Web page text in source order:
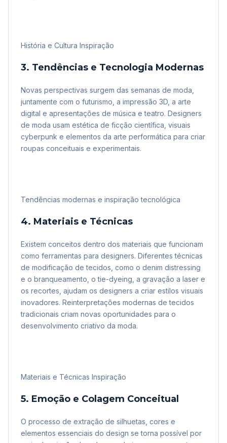
História e Cultura Inspiração
3. Tendências e Tecnologia Modernas
Novas perspectivas surgem das semanas de moda,
juntamente com o futurismo, a impressão 3D, a arte
digital e apresentações de música e teatro. Designers
de moda usam estética de ficção científica, visuais
cyberpunk e elementos da arte performática para criar
roupas conceituais e experimentais.
Tendências modernas e inspiração tecnológica
4. Materiais e Técnicas
Existem conceitos dentro dos materiais que funcionam
como ferramentas para designers. Diferentes técnicas
de modificação de tecidos, como o denim distressing
e o branqueamento, o tie-dyeing, a gravação a laser e
os recortes, ajudam os designers a criar estilos visuais
inovadores. Reinterpretações modernas de tecidos
tradicionais criam novas oportunidades para o
desenvolvimento criativo da moda.
Materiais e Técnicas Inspiração
5. Emoção e Colagem Conceitual
O processo de extração de silhuetas, cores e
elementos essenciais do design se torna possível por